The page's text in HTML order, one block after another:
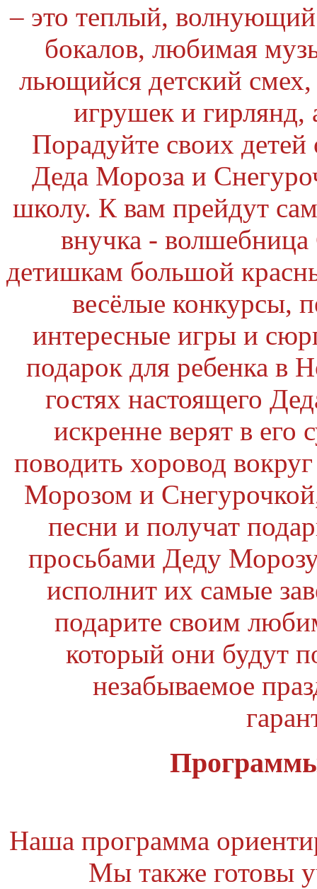
– это теплый,
бокалов, любимая
льющийся детский
игрушек и гирлянд,
Порадуйте своих
Деда Мороза и
школу. К вам прейдут
внучка -
детишкам большой
весёлые конкурсы,
интересные игры и
подарок для ребенка в
гостях настоящего
искренне верят в его
поводить хоровод
Морозом и
песни и получат
просьбами Деду
исполнит их самые
подарите своим
который они будут
незабываемое
Наша программа
Мы также готовы